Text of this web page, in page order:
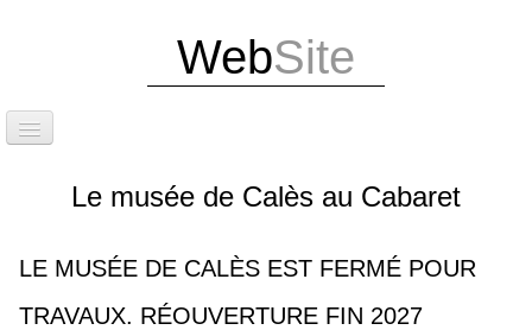
WebSite
Exposition Photos
Édition de notre livre et d'un guide touristique
Le musée de Calès au Cabaret
LE MUSÉE DE CALÈS EST FERMÉ POUR
TRAVAUX. RÉOUVERTURE FIN 2027